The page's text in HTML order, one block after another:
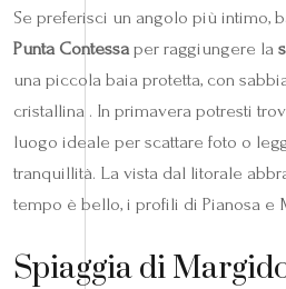
Se preferisci un angolo più intimo,
Punta Contessaper raggiungere la
una piccola baia protetta, con
cristallina . In primavera potresti
luogo ideale per scattare foto o
tranquillità. La vista dal litorale
tempo è bello, i profili di Pianosa e
Spiaggia di